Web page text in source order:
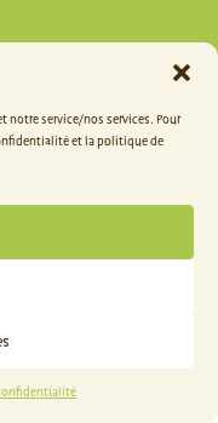
service/nos services. Pour
et la politique de